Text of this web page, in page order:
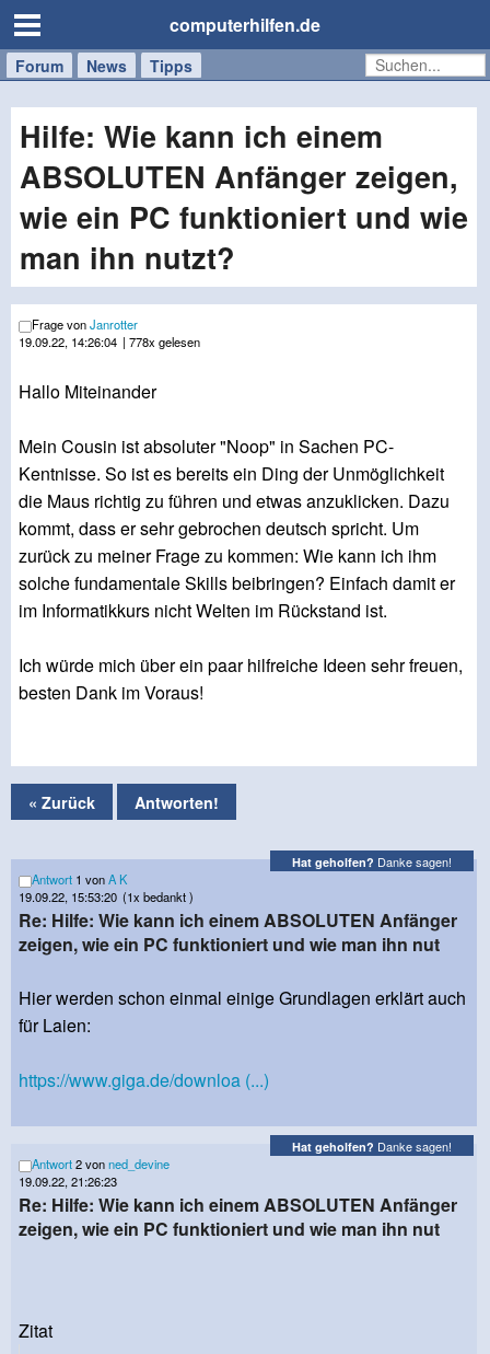
computerhilfen.de
Forum News Tipps
Handy
Tablet
Windows
Mac
Hilfe: Wie kann ich einem
ABSOLUTEN Anfänger zeigen,
wie ein PC funktioniert und wie
man ihn nutzt?
Frage vonJanrotter
19.09.22, 14:26:04 | 778x gelesen
Hallo Miteinander
Mein Cousin ist absoluter "Noop" in Sachen PC-
Kentnisse. So ist es bereits ein Ding der Unmöglichkeit
die Maus richtig zu führen und etwas anzuklicken. Dazu
kommt, dass er sehr gebrochen deutsch spricht. Um
zurück zu meiner Frage zu kommen: Wie kann ich ihm
solche fundamentale Skills beibringen? Einfach damit er
im Informatikkurs nicht Welten im Rückstand ist.
Ich würde mich über ein paar hilfreiche Ideen sehr freuen,
besten Dank im Voraus!
« Zurück Antworten!
Hat geholfen? Danke sagen!
Antwort 1 vonA K
19.09.22, 15:53:20 (1x bedankt )
Re: Hilfe: Wie kann ich einem ABSOLUTEN Anfänger
zeigen, wie ein PC funktioniert und wie man ihn nut
Hier werden schon einmal einige Grundlagen erklärt auch
für Laien:
https://www.giga.de/downloa (...)
Hat geholfen? Danke sagen!
Antwort2 vonned_devine
19.09.22, 21:26:23
Re: Hilfe: Wie kann ich einem ABSOLUTEN Anfänger
zeigen, wie ein PC funktioniert und wie man ihn nut
Zitat